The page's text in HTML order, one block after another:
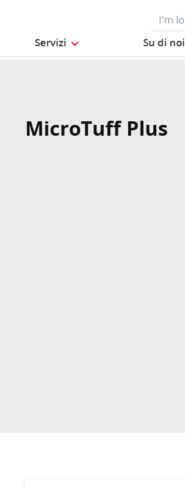
Servizi Su di noi
MicroTuff Plus